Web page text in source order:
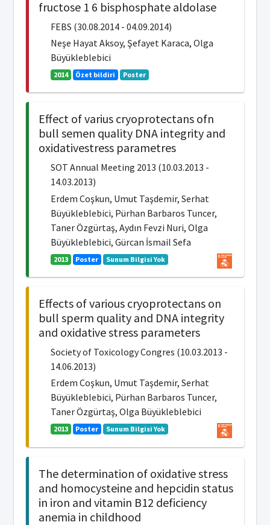
fructose 1 6 bisphosphate aldolase
FEBS (30.08.2014 - 04.09.2014)
Neşe Hayat Aksoy, Şefayet Karaca, Olga
Büyükleblebici
2014 Özet bildiri Poster
Effect of varius cryoprotectans ofn
bull semen quality DNA integrity and
oxidativestress parametres
SOT Annual Meeting 2013 (10.03.2013 -
14.03.2013)
Erdem Coşkun, Umut Taşdemir, Serhat
Büyükleblebici, Pürhan Barbaros Tuncer,
Taner Özgürtaş, Aydın Fevzi Nuri, Olga
Büyükleblebici, Gürcan İsmail Sefa
2013 Poster Sunum Bilgisi Yok
Effects of various cryoprotectans on
bull sperm quality and DNA integrity
and oxidative stress parameters
Society of Toxicology Congres (10.03.2013 -
14.06.2013)
Erdem Coşkun, Umut Taşdemir, Serhat
Büyükleblebici, Pürhan Barbaros Tuncer,
Taner Özgürtaş, Olga Büyükleblebici
2013 Poster Sunum Bilgisi Yok
The determination of oxidative stress
and homocysteine and hepcidin status
in iron and vitamin B12 deficiency
anemia in childhood